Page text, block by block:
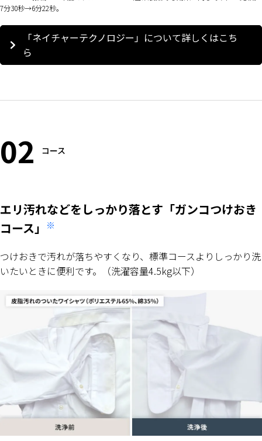
7分30秒→6分22秒。
「ネイチャーテクノロジー」について詳しくはこち
ら
02 コース
エリ汚れなどをしっかり落とす「ガンコつけおき
コース」
※
つけおきで汚れが落ちやすくなり、標準コースよりしっかり洗
いたいときに便利です。（洗濯容量4.5kg以下）